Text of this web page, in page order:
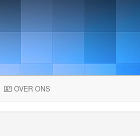
OVER ONS